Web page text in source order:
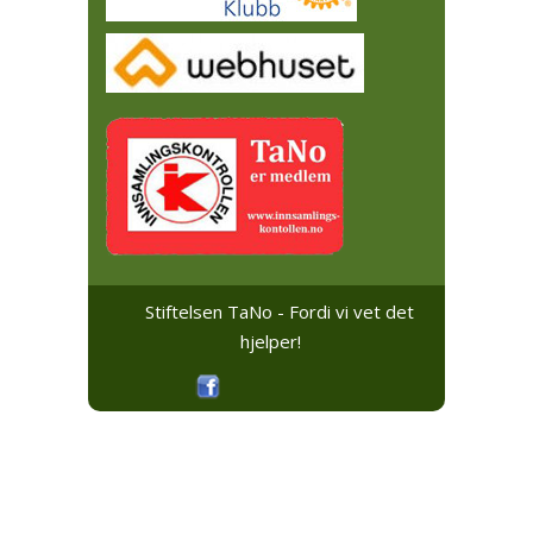
Stiftelsen TaNo - Fordi vi vet det
hjelper!